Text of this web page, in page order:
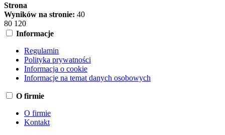
Strona
Wyników na stronie: 40
80 120
Informacje
Regulamin
Polityka prywatności
Informacja o cookie
Informacje na temat danych osobowych
O firmie
O firmie
Kontakt